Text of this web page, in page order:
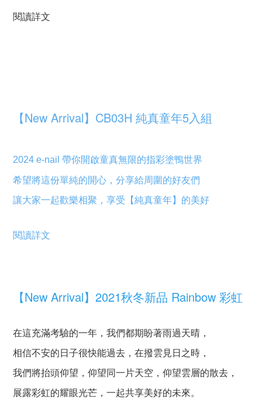
閱讀詳文
【New Arrival】CB03H 純真童年5入組
2024 e-nail 帶你開啟童真無限的指彩塗鴨世界
希望將這份單純的開心，分享給周圍的好友們
讓大家一起歡樂相聚 ， 享受【純真童年】的美好
閱讀詳文
【New Arrival】2021秋冬新品 Rainbow 彩虹
在這充滿考驗的一年，我們都期盼著雨過天晴，
相信不安的日子很快能過去，在撥雲見日之時，
我們將抬頭仰望，仰望同一片天空，仰望雲層的散去，
展露彩虹的耀眼光芒，一起共享美好的未來。